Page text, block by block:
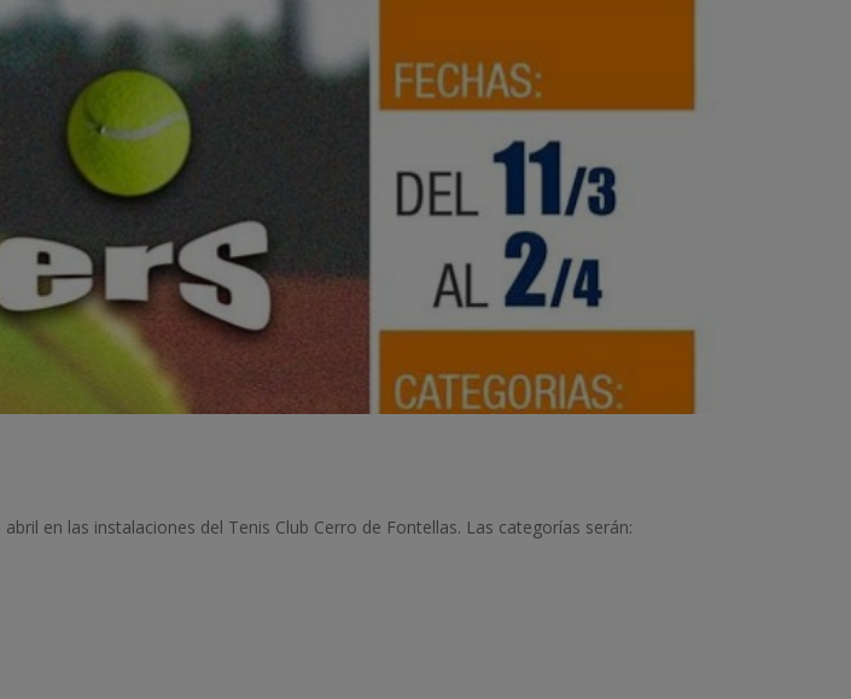
en las instalaciones del Tenis Club Cerro de Fontellas. Las categorías serán: